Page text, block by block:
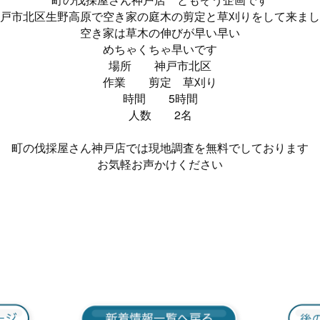
市北区生野高原で空き家の庭木の剪定と草刈りをして来ま
空き家は草木の伸びが早い早い
めちゃくちゃ早いです
場所 神戸市北区
作業 剪定 草刈り
時間 5時間
人数 2名
町の伐採屋さん神戸店では現地調査を無料でしております
お気軽お声かけください